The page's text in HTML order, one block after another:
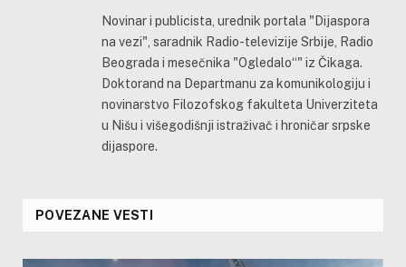
Novinar i publicista, urednik portala "Dijaspora
na vezi", saradnik Radio-televizije Srbije, Radio
Beograda i mesečnika "Ogledalo“" iz Čikaga.
Doktorand na Departmanu za komunikologiju i
novinarstvo Filozofskog fakulteta Univerziteta
u Nišu i višegodišnji istraživač i hroničar srpske
dijaspore.
POVEZANE VESTI